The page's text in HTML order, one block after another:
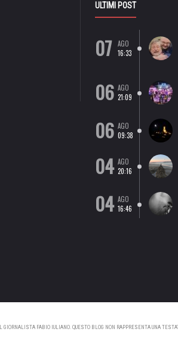
ULTIMI POST
07
AGO
16:33
06 AGO
21:09
06 AGO
09:38
04 AGO
20:16
04 AGO
16:46
FABIO IULIANO. QUESTO BLOG NON RAPPRESENTA UNA